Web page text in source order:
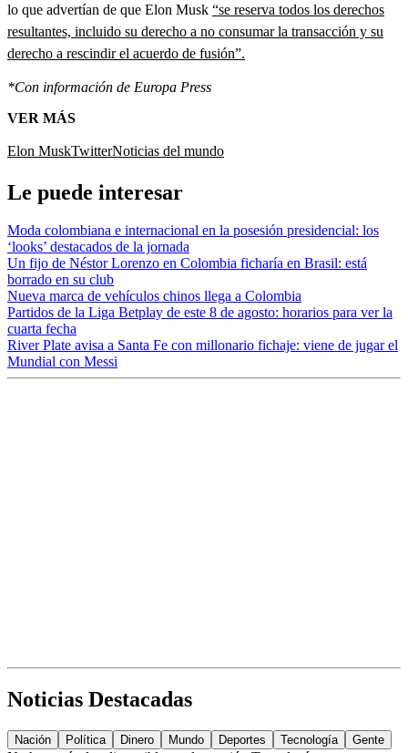
lo que advertían de que Elon Musk “se reserva todos los derechos
resultantes, incluido su derecho a no consumar la transacción y su
derecho a rescindir el acuerdo de fusión”.
*Con información de Europa Press
VER MÁS
Elon MuskTwitterNoticias del mundo
Le puede interesar
Moda colombiana e internacional en la posesión presidencial: los
‘looks’ destacados de la jornada
Un fijo de Néstor Lorenzo en Colombia ficharía en Brasil: está
borrado en su club
Nueva marca de vehículos chinos llega a Colombia
Partidos de la Liga Betplay de este 8 de agosto: horarios para ver la
cuarta fecha
River Plate avisa a Santa Fe con millonario fichaje: viene de jugar el
Mundial con Messi
Noticias Destacadas
Nación Política Dinero Mundo Deportes Tecnología Gente